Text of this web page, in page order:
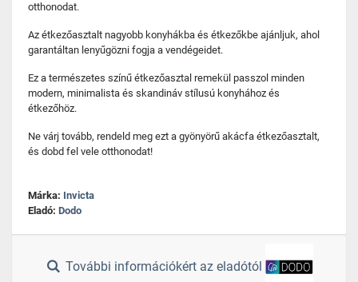
otthonodat.
Az étkezőasztalt nagyobb konyhákba és étkezőkbe ajánljuk, ahol
garantáltan lenyűgözni fogja a vendégeidet.
Ez a természetes színű étkezőasztal remekül passzol minden
modern, minimalista és skandináv stílusú konyhához és
étkezőhöz.
Ne várj tovább, rendeld meg ezt a gyönyörű akácfa étkezőasztalt,
és dobd fel vele otthonodat!
Márka: Invicta
Eladó: Dodo
További információkért az eladótól